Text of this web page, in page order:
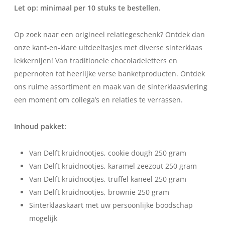
Let op: minimaal per 10 stuks te bestellen.
Op zoek naar een origineel relatiegeschenk? Ontdek dan
onze kant-en-klare uitdeeltasjes met diverse sinterklaas
lekkernijen! Van traditionele chocoladeletters en
pepernoten tot heerlijke verse banketproducten. Ontdek
ons ruime assortiment en maak van de sinterklaasviering
een moment om collega’s en relaties te verrassen.
Inhoud pakket:
Van Delft kruidnootjes, cookie dough 250 gram
Van Delft kruidnootjes, karamel zeezout 250 gram
Van Delft kruidnootjes, truffel kaneel 250 gram
Van Delft kruidnootjes, brownie 250 gram
Sinterklaaskaart met uw persoonlijke boodschap
mogelijk